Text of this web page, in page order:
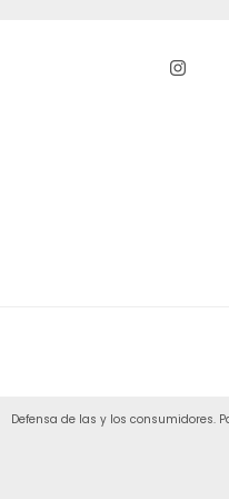
Defensa de las y los consumidores.